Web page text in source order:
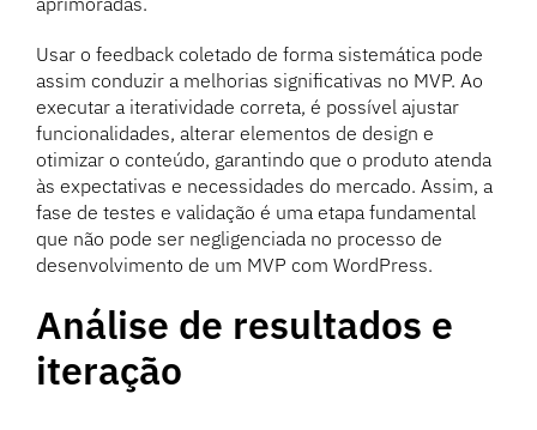
Usar o feedback coletado de forma sistemática pode
assim conduzir a melhorias significativas no MVP. Ao
executar a iteratividade correta, é possível ajustar
funcionalidades, alterar elementos de design e
otimizar o conteúdo, garantindo que o produto atenda
às expectativas e necessidades do mercado. Assim, a
fase de testes e validação é uma etapa fundamental
que não pode ser negligenciada no processo de
desenvolvimento de um MVP com WordPress.
Análise de resultados e
iteração